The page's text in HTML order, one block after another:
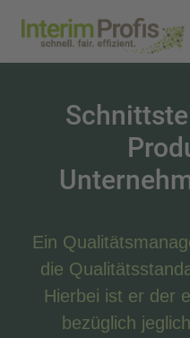
Ein
die
Hierbei ist er der
bezüglich